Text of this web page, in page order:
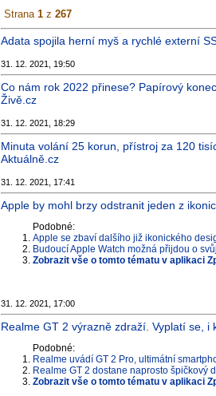
Strana 1 z 267
Adata spojila herní myš a rychlé externí
31. 12. 2021, 19:50
Co nám rok 2022 přinese? Papírový
Živě.cz
31. 12. 2021, 18:29
Minuta volání 25 korun, přístroj za 120
Aktuálně.cz
31. 12. 2021, 17:41
Apple by mohl brzy odstranit jeden z
Podobné:
Apple se zbaví dalšího již ikonického
Budoucí Apple Watch možná přijdou o
Zobrazit vše o tomto tématu v aplikaci
31. 12. 2021, 17:00
Realme GT 2 výrazně zdraží. Vyplatí se,
Podobné:
Realme uvádí GT 2 Pro, ultimátní
Realme GT 2 dostane naprosto špičkový
Zobrazit vše o tomto tématu v aplikaci